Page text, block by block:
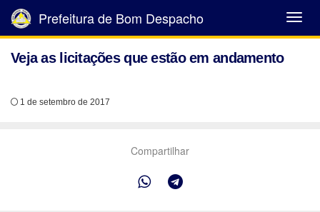
Abrir
Menu
Prefeitura de Bom Despacho
Veja as licitações que estão em andamento
1 de setembro de 2017
Compartilhar